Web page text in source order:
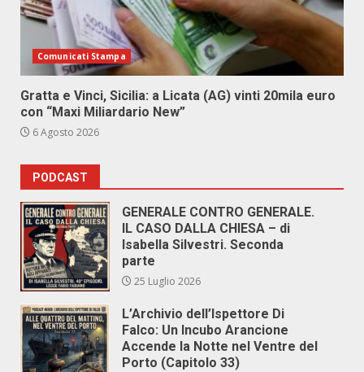
Comunicati Stampa
Gratta e Vinci, Sicilia: a Licata (AG) vinti 20mila euro
con “Maxi Miliardario New”
6 Agosto 2026
PODCAST
GENERALE CONTRO GENERALE.
IL CASO DALLA CHIESA – di
Isabella Silvestri. Seconda
parte
25 Luglio 2026
L’Archivio dell’Ispettore Di
Falco: Un Incubo Arancione
Accende la Notte nel Ventre del
Porto (Capitolo 33)